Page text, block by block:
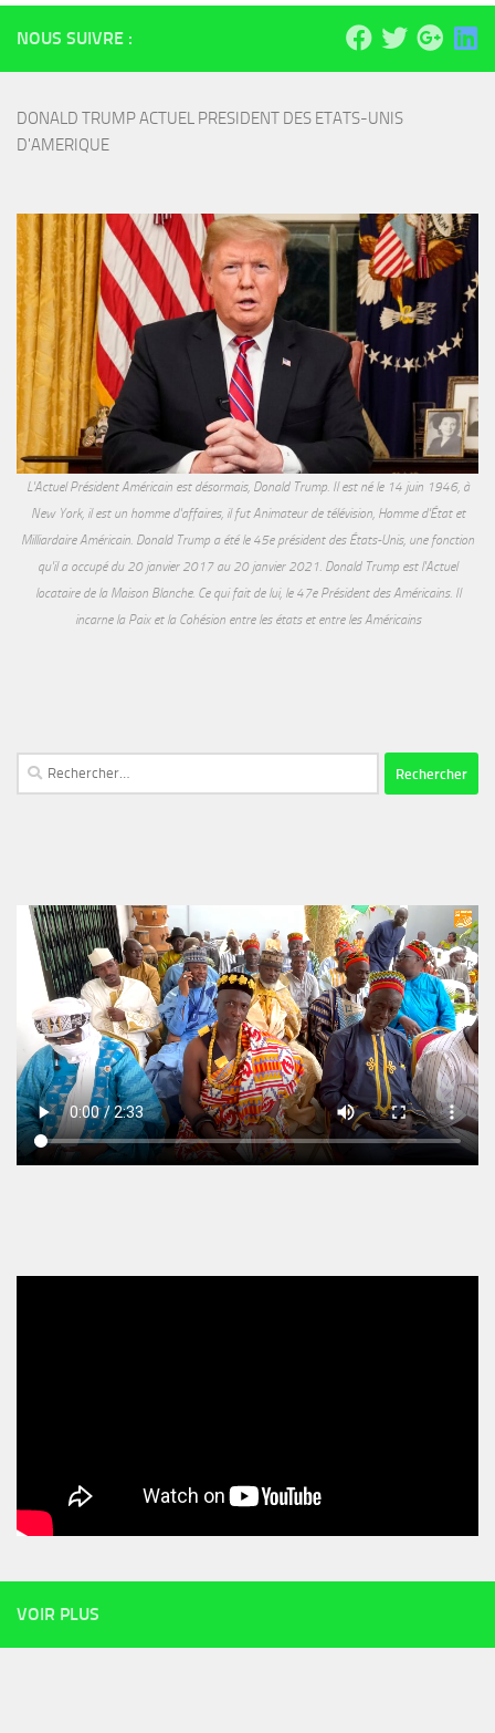
NOUS SUIVRE :
DONALD TRUMP ACTUEL PRESIDENT DES ETATS-UNIS
D'AMERIQUE
L'Actuel Président Américain est désormais, Donald Trump. Il est né le 14 juin 1946, à
New York, il est un homme d'affaires, il fut Animateur de télévision, Homme d'État et
Milliardaire Américain. Donald Trump a été le 45e président des États-Unis, une fonction
qu'il a occupé du 20 janvier 2017 au 20 janvier 2021. Donald Trump est l'Actuel
locataire de la Maison Blanche. Ce qui fait de lui, le 47e Président des Américains. Il
incarne la Paix et la Cohésion entre les états et entre les Américains
Rechercher :
VOIR PLUS